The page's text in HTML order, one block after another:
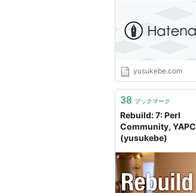
yusukebe.com
38 ブックマーク
Rebuild: 7: Perl
Community, YAPC
(yusukebe)